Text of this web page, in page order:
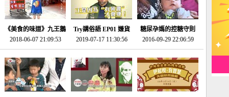
《美食的味道》九王鵝
肉
2018-06-07 21:09:53
Try講俗語 EP01 嫌貨
才是買貨人
2019-07-17 11:30:56
糖尿孕媽的控糖守則
2016-09-29 22:06:59